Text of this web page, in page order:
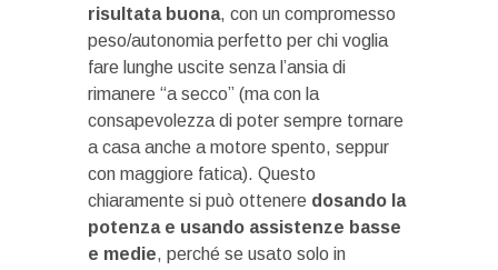
risultata buona, con un compromesso
peso/autonomia perfetto per chi voglia
fare lunghe uscite senza l’ansia di
rimanere “a secco” (ma con la
consapevolezza di poter sempre tornare
a casa anche a motore spento, seppur
con maggiore fatica). Questo
chiaramente si può ottenere dosando la
potenza e usando assistenze basse
e medie, perché se usato solo in